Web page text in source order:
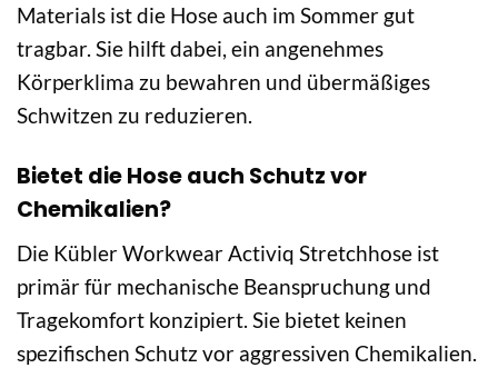
Materials ist die Hose auch im Sommer gut
tragbar. Sie hilft dabei, ein angenehmes
Körperklima zu bewahren und übermäßiges
Schwitzen zu reduzieren.
Bietet die Hose auch Schutz vor
Chemikalien?
Die Kübler Workwear Activiq Stretchhose ist
primär für mechanische Beanspruchung und
Tragekomfort konzipiert. Sie bietet keinen
spezifischen Schutz vor aggressiven Chemikalien.